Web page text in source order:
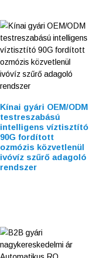
Kínai gyári OEM/ODM
testreszabású
intelligens víztisztító
90G fordított
ozmózis közvetlenül
ivóvíz szűrő adagoló
rendszer